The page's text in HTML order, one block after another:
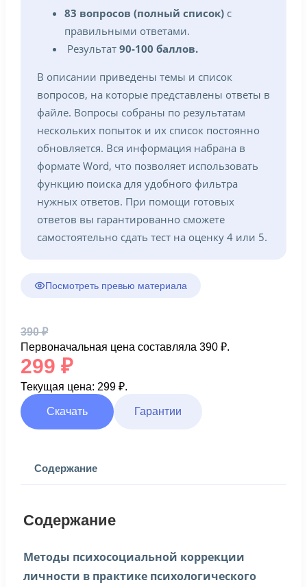
83 вопросов (полный список) с
правильными ответами.
Результат 90-100 баллов.
В описании приведены темы и список
вопросов, на которые представлены ответы в
файле. Вопросы собраны по результатам
нескольких попыток и их список постоянно
обновляется. Вся информация набрана в
формате Word, что позволяет использовать
функцию поиска для удобного фильтра
нужных ответов. При помощи готовых
ответов вы гарантированно сможете
самостоятельно сдать тест на оценку 4 или 5.
Посмотреть превью материала
390₽
Первоначальная цена составляла 390 ₽.
299 ₽
Текущая цена: 299 ₽.
Скачать Гарантии
Содержание
Содержание
Методы психосоциальной коррекции
личности в практике психологического